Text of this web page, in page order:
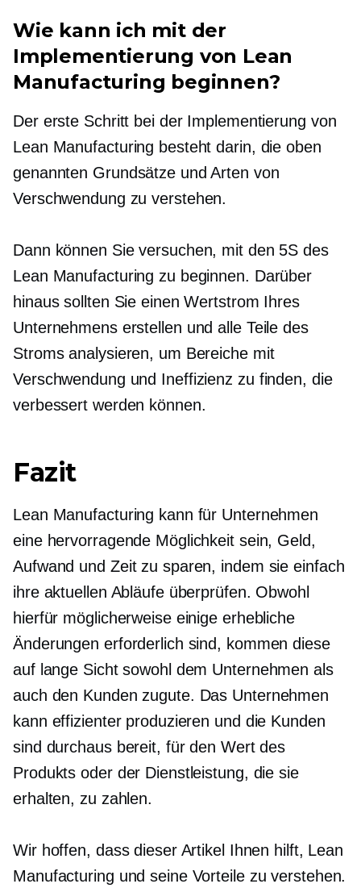
Wie kann ich mit der
Implementierung von Lean
Manufacturing beginnen?
Der erste Schritt bei der Implementierung von
Lean Manufacturing besteht darin, die oben
genannten Grundsätze und Arten von
Verschwendung zu verstehen.
Dann können Sie versuchen, mit den 5S des
Lean Manufacturing zu beginnen. Darüber
hinaus sollten Sie einen Wertstrom Ihres
Unternehmens erstellen und alle Teile des
Stroms analysieren, um Bereiche mit
Verschwendung und Ineffizienz zu finden, die
verbessert werden können.
Fazit
Lean Manufacturing kann für Unternehmen
eine hervorragende Möglichkeit sein, Geld,
Aufwand und Zeit zu sparen, indem sie einfach
ihre aktuellen Abläufe überprüfen. Obwohl
hierfür möglicherweise einige erhebliche
Änderungen erforderlich sind, kommen diese
auf lange Sicht sowohl dem Unternehmen als
auch den Kunden zugute. Das Unternehmen
kann effizienter produzieren und die Kunden
sind durchaus bereit, für den Wert des
Produkts oder der Dienstleistung, die sie
erhalten, zu zahlen.
Wir hoffen, dass dieser Artikel Ihnen hilft, Lean
Manufacturing und seine Vorteile zu verstehen.